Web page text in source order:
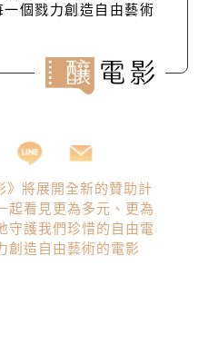
個戮力創造自由藝術
》將展開全新的贊助計
起看見更為多元、更為
守護我們珍惜的自由電
創造自由藝術的電影